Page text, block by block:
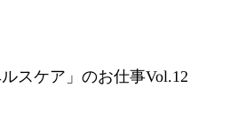
スケア」のお仕事Vol.12